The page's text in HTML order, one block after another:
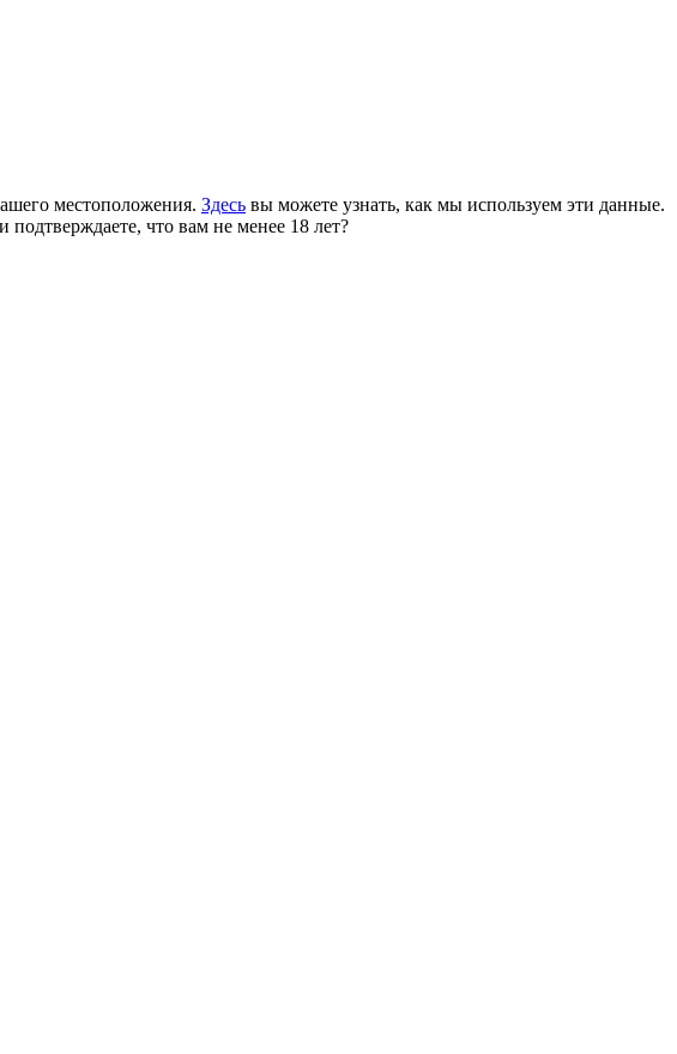
местоположения. Здесь вы можете узнать, как мы используем эти данные.
что вам не менее 18 лет?